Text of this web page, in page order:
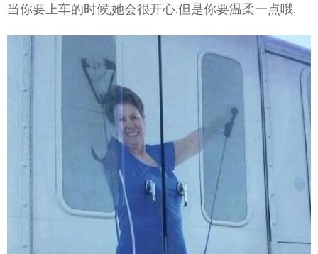
当你要上车的时候,她会很开心.但是你要温柔一点哦.